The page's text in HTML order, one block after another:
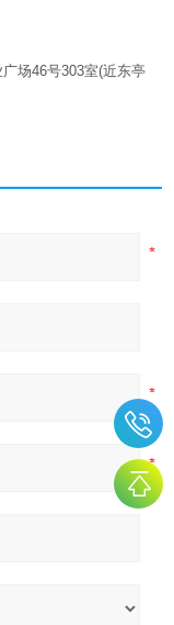
广场46号303室(近东亭